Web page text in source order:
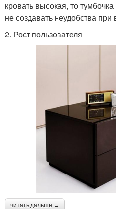
кровать высокая, то
не создавать неудобства при
2. Рост пользователя
читать дальше →